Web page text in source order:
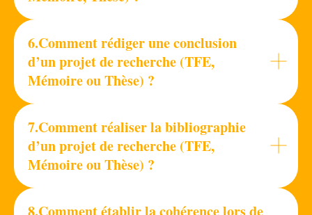
6.Comment rédiger une conclusion
d’un projet de recherche (TFE,
Mémoire ou Thèse) ?
7.Comment réaliser la bibliographie
d’un projet de recherche (TFE,
Mémoire ou Thèse) ?